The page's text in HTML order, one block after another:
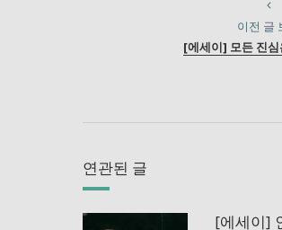
이전 글
[에세이] 모든 진
연관된 글
[에세이]